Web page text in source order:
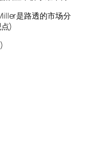
是路透的市场分
)